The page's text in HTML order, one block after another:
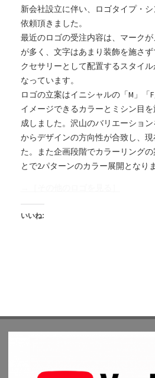
新会社設立に伴い、ロゴタイプ・
依頼頂きました。
最近のロゴの受注内容は、マーク
が多く、文字はあまり装飾を施さ
クセサリーとして配置するスタイ
なっています。
ロゴの立案はイニシャルの「M」「
イメージできるカラーとミシン目
成しました。沢山のバリエーショ
からデザインの方向性が合致し、
た。また企画段階でカラーリング
とで2パターンのカラー展開となり
いいね: